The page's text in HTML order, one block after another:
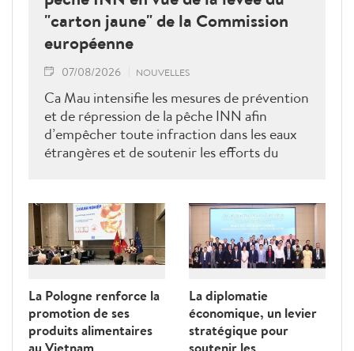
"carton jaune" de la Commission
européenne
07/08/2026 NOUVELLES
Ca Mau intensifie les mesures de prévention
et de répression de la pêche INN afin
d’empêcher toute infraction dans les eaux
étrangères et de soutenir les efforts du
La Pologne renforce la
promotion de ses
produits alimentaires
La diplomatie
économique, un levier
stratégique pour